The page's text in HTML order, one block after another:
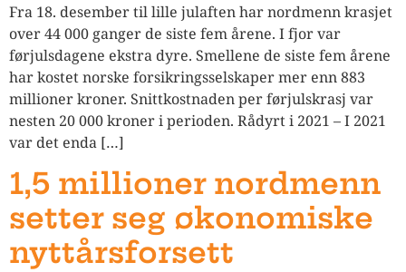
Fra 18. desember til lille julaften har nordmenn krasjet
over 44 000 ganger de siste fem årene. I fjor var
førjulsdagene ekstra dyre. Smellene de siste fem årene
har kostet norske forsikringsselskaper mer enn 883
millioner kroner. Snittkostnaden per førjulskrasj var
nesten 20 000 kroner i perioden. Rådyrt i 2021 – I 2021
var det enda […]
1,5 millioner nordmenn
setter seg økonomiske
nyttårsforsett